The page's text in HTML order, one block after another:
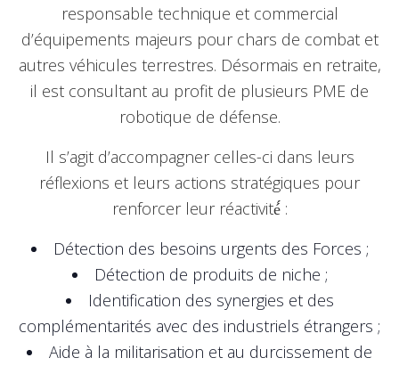
responsable technique et commercial
d’équipements majeurs pour chars de combat et
autres véhicules terrestres. Désormais en retraite,
il est consultant au profit de plusieurs PME de
robotique de défense.
Il s’agit d’accompagner celles-ci dans leurs
réflexions et leurs actions stratégiques pour
renforcer leur réactivité́ :
Détection des besoins urgents des Forces ;
Détection de produits de niche ;
Identification des synergies et des
complémentarités avec des industriels étrangers ;
Aide à la militarisation et au durcissement de